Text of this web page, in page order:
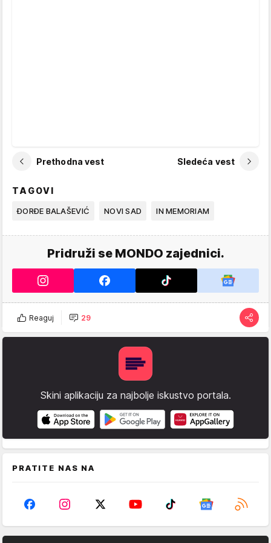
Prethodna vest Sledeća vest
TAGOVI
ĐORĐE BALAŠEVIĆ NOVI SAD IN MEMORIAM
Pridruži se MONDO zajednici.
Reaguj 29
Skini aplikaciju za najbolje iskustvo portala.
PRATITE NAS NA